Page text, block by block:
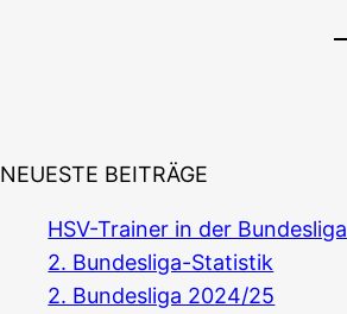
NEUESTE BEITRÄGE
HSV-Trainer in der Bundesliga
2. Bundesliga-Statistik
2. Bundesliga 2024/25